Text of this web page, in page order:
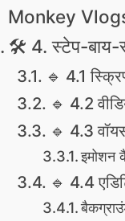
Monkey
🛠️ 4. स्टेप-
🔹 4.1
🔹 4.2
🔹 4.3
इमोशन
🔹 4.4